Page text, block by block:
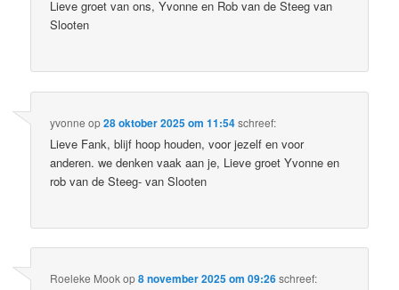
Lieve groet van ons, Yvonne en Rob van de Steeg van
Slooten
yvonne op28 oktober 2025 om 11:54schreef:
Lieve Fank, blijf hoop houden, voor jezelf en voor
anderen. we denken vaak aan je, Lieve groet Yvonne en
rob van de Steeg- van Slooten
Roeleke Mookop8 november 2025 om 09:26schreef: